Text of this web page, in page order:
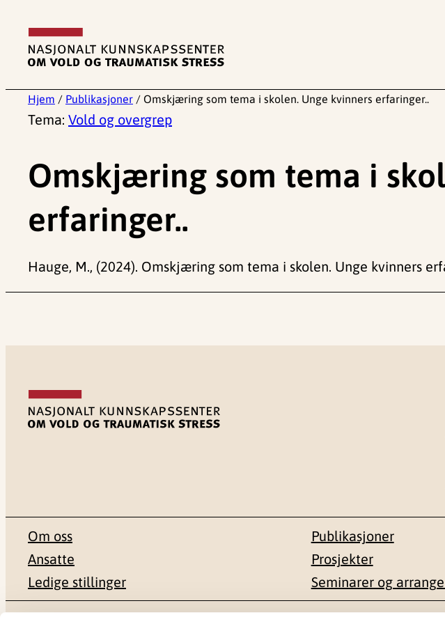
innhold
Hjem / Publikasjoner / Omskjæring som tema i skolen. Unge kvinners erfaringer..
Tema: Vold og overgrep
Omskjæring som tema i
erfaringer..
Hauge, M., (2024). Omskjæring som tema i skolen. Unge kvinners
Om oss
Ansatte
Ledige stillinger
Publikasjoner
Prosjekter
Seminarer og